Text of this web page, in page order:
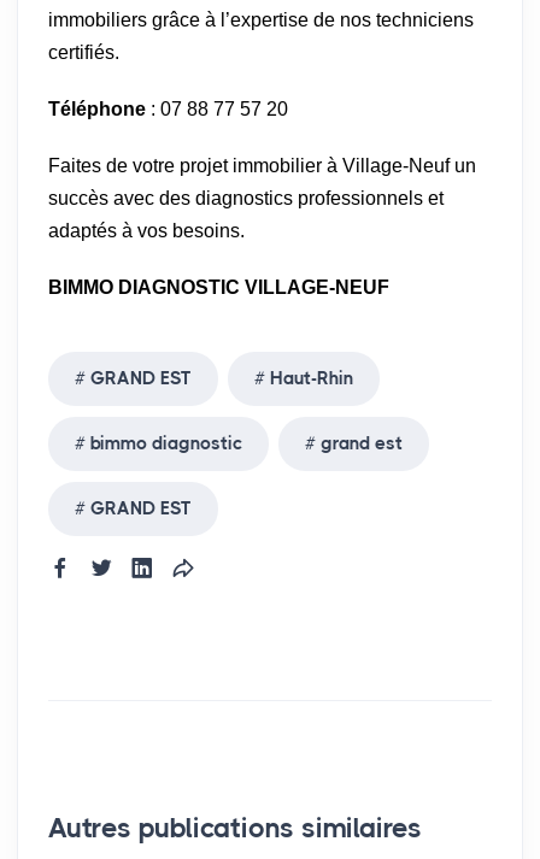
immobiliers grâce à l’expertise de nos techniciens
certifiés.
Téléphone : 07 88 77 57 20
Faites de votre projet immobilier à Village-Neuf un
succès avec des diagnostics professionnels et
adaptés à vos besoins.
BIMMO DIAGNOSTIC VILLAGE-NEUF
GRAND EST Haut-Rhin
bimmo diagnostic grand est
GRAND EST
Autres publications similaires